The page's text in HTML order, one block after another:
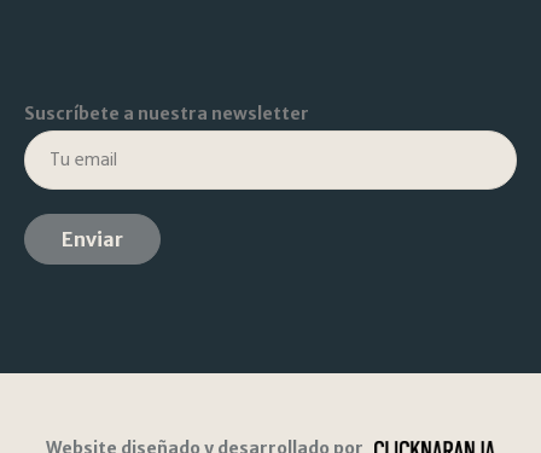
Suscríbete a nuestra newsletter